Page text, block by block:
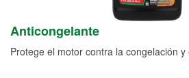
Anticongelante
Protege el motor contra la congelación